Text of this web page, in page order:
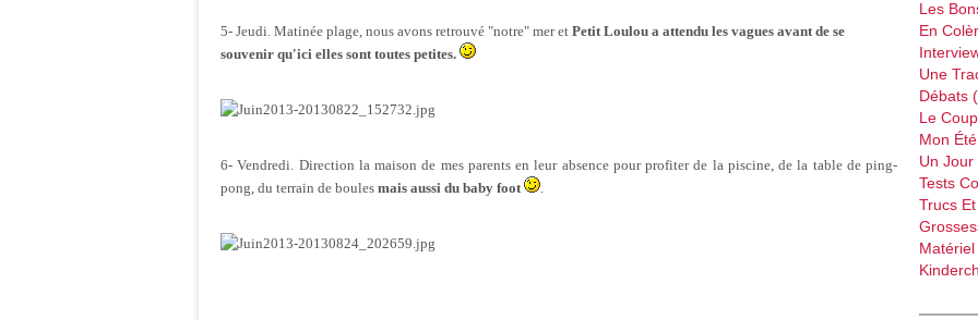
5- Jeudi. Matinée plage, nous avons retrouvé "notre" mer et Petit Loulou a attendu les vagues avant de se
souvenir qu'ici elles sont toutes petites.
6- Vendredi. Direction la maison de mes parents en leur absence pour profiter de la piscine, de la table de ping-
pong, du terrain de boules mais aussi du baby foot .
Les
En
Une
Débats
Le
Mon
Un
Tests
Trucs